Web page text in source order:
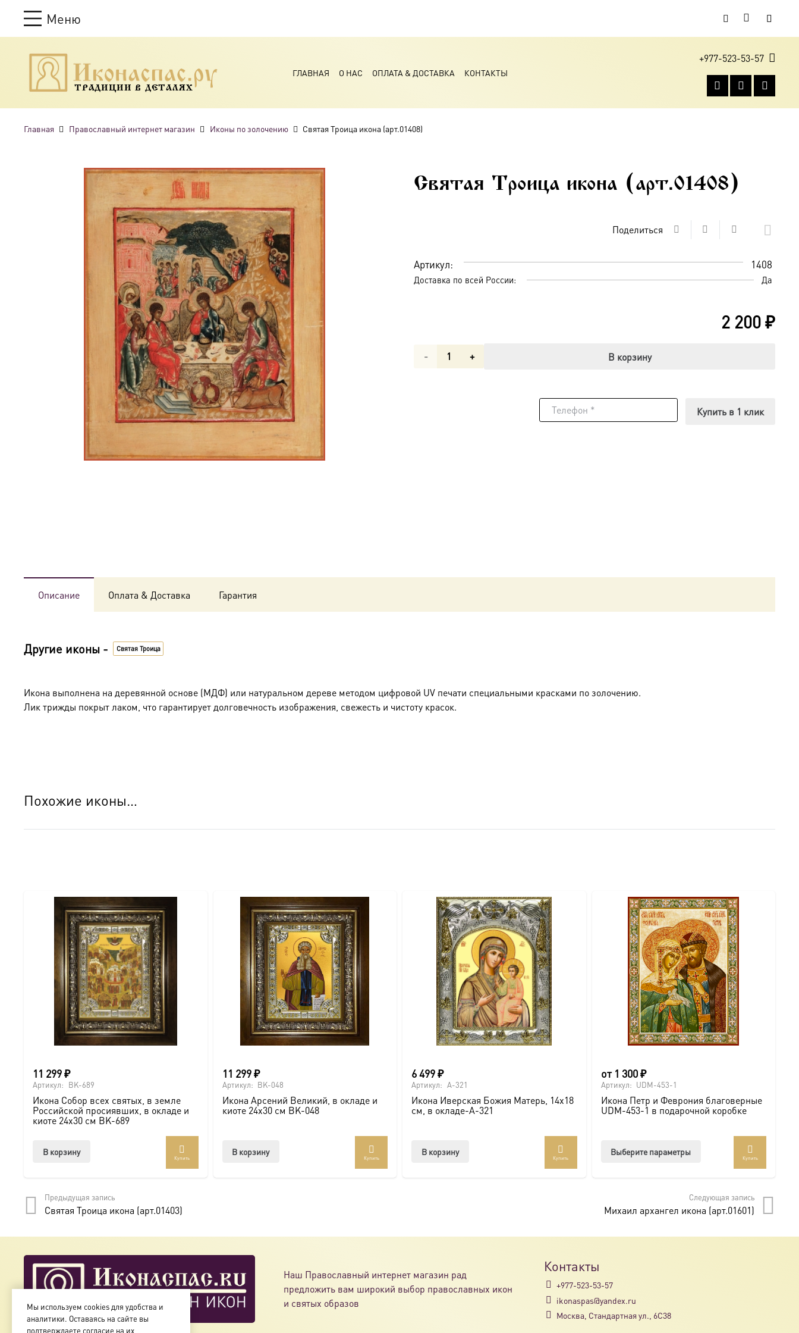
Меню
ТРАДИЦИИ В ДЕТАЛЯХ
ГЛАВНАЯ О НАС ОПЛАТА & ДОСТАВКА КОНТАКТЫ
+977-523-53-57
Главная Православный интернет магазин Иконы по золочению Святая Троица икона (арт.01408)
Святая Троица икона (арт.01408)
Поделиться
Артикул: 1408
Доставка по всей России: Да
2 200₽
Количество
В корзину
Купить в 1 клик
Описание Оплата & Доставка Гарантия
Другие иконы - Святая Троица
Икона выполнена на деревянной основе (МДФ) или натуральном дереве методом цифровой UV печати специальными красками по золочению.
Лик трижды покрыт лаком, что гарантирует долговечность изображения, свежесть и чистоту красок.
Похожие иконы…
11 299₽
Артикул: BK-689
Икона Собор всех святых, в земле
Российской просиявших, в окладе и
киоте 24х30 см BK-689
В корзину
Купить
11 299₽
Артикул: BK-048
Икона Арсений Великий, в окладе и
киоте 24х30 см BK-048
В корзину
Купить
6 499₽
Артикул: A-321
Икона Иверская Божия Матерь, 14х18
см, в окладе-A-321
В корзину
Купить
от 1 300₽
Артикул: UDM-453-1
Икона Петр и Феврония благоверные
UDM-453-1 в подарочной коробке
Выберите параметры
вариаций.
Опции
Купить
Предыдущая запись
Святая Троица икона (арт.01403)
Следующая запись
Михаил архангел икона (арт.01601)
Наш Православный интернет магазин рад
предложить вам широкий выбор православных икон
и святых образов
Контакты
+977-523-53-57
ikonaspas@yandex.ru
Москва, Стандартная ул., 6С38
Мы используем cookies для удобства и
аналитики. Оставаясь на сайте вы
подтверждаете согласие на их